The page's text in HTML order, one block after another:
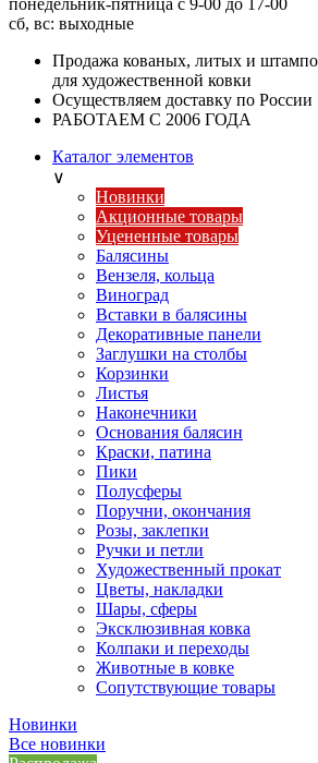
понедельник-пятница с 9-00 до 17-00
сб, вс: выходные
Продажа кованых, литых и
для художественной ковки
Осуществляем доставку по России
РАБОТАЕМ С 2006 ГОДА
Каталог элементов
∨
Новинки
Акционные товары
Уцененные товары
Балясины
Вензеля, кольца
Виноград
Вставки в балясины
Декоративные панели
Заглушки на столбы
Корзинки
Листья
Наконечники
Основания балясин
Краски, патина
Пики
Полусферы
Поручни, окончания
Розы, заклепки
Ручки и петли
Художественный прокат
Цветы, накладки
Шары, сферы
Эксклюзивная ковка
Колпаки и переходы
Животные в ковке
Сопутствующие товары
Новинки
Все новинки